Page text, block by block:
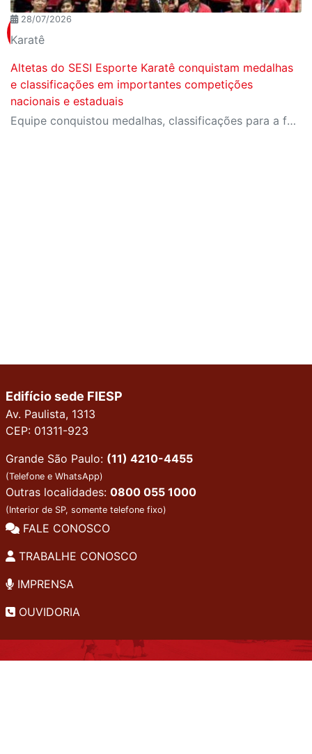
28/07/2026
Karatê
Altetas do SESI Esporte Karatê conquistam medalhas
e classificações em importantes competições
nacionais e estaduais
Equipe conquistou medalhas, classificações para a fase final do Campeonato Brasileiro e importantes resultados em competições estaduais e nacionais.
Edifício sede FIESP
Av. Paulista, 1313
CEP: 01311-923
Grande São Paulo: (11) 4210-4455
(Telefone e WhatsApp)
Outras localidades: 0800 055 1000
(Interior de SP, somente telefone fixo)
FALE CONOSCO
TRABALHE CONOSCO
IMPRENSA
OUVIDORIA